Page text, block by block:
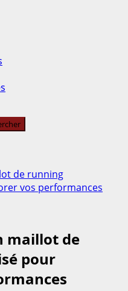
de running
vos performances
maillot de
pour